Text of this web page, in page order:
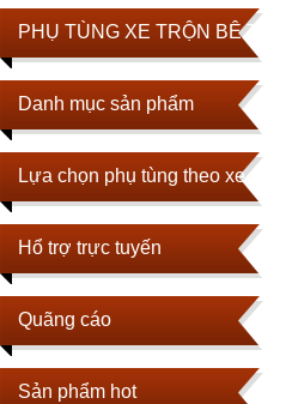
PHỤ TÙNG XE TRỘN BÊ TÔNG
Danh mục sản phẩm
Lựa chọn phụ tùng theo xe
Hổ trợ trực tuyến
Quãng cáo
Sản phẩm hot